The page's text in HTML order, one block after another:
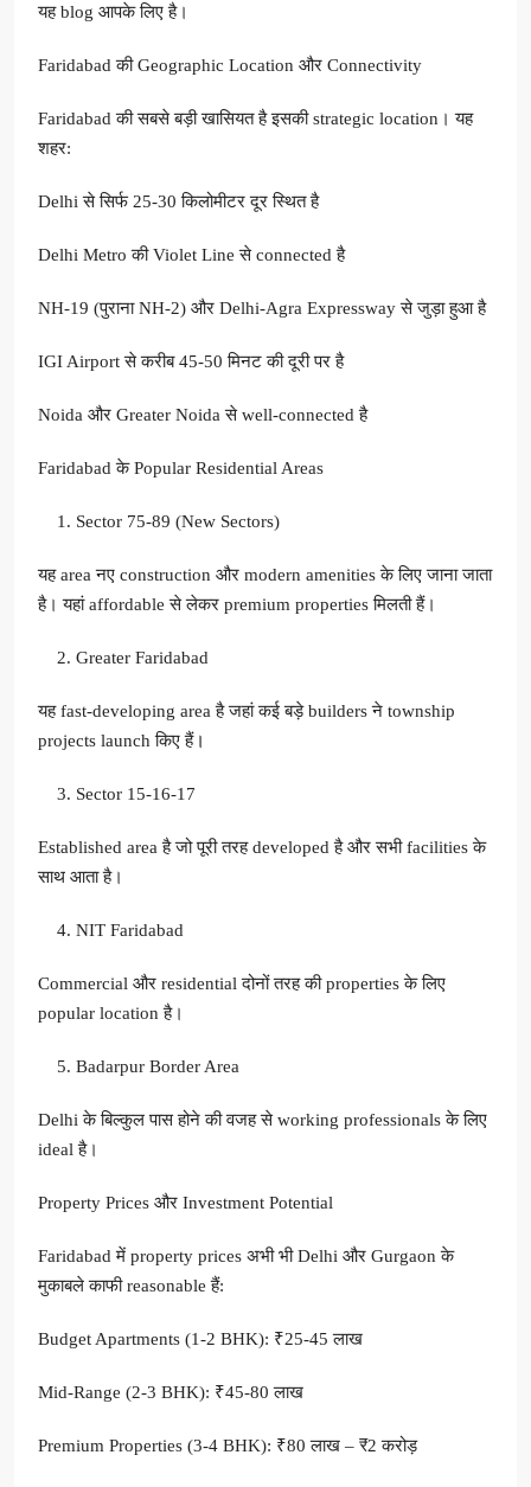
यह blog आपके लिए है।
Faridabad की Geographic Location और Connectivity
Faridabad की सबसे बड़ी खासियत है इसकी strategic location। यह
शहर:
Delhi से सिर्फ 25-30 किलोमीटर दूर स्थित है
Delhi Metro की Violet Line से connected है
NH-19 (पुराना NH-2) और Delhi-Agra Expressway से जुड़ा हुआ है
IGI Airport से करीब 45-50 मिनट की दूरी पर है
Noida और Greater Noida से well-connected है
Faridabad के Popular Residential Areas
Sector 75-89 (New Sectors)
यह area नए construction और modern amenities के लिए जाना जाता
है। यहां affordable से लेकर premium properties मिलती हैं।
Greater Faridabad
यह fast-developing area है जहां कई बड़े builders ने township
projects launch किए हैं।
Sector 15-16-17
Established area है जो पूरी तरह developed है और सभी facilities के
साथ आता है।
NIT Faridabad
Commercial और residential दोनों तरह की properties के लिए
popular location है।
Badarpur Border Area
Delhi के बिल्कुल पास होने की वजह से working professionals के लिए
ideal है।
Property Prices और Investment Potential
Faridabad में property prices अभी भी Delhi और Gurgaon के
मुकाबले काफी reasonable हैं:
Budget Apartments (1-2 BHK): ₹25-45 लाख
Mid-Range (2-3 BHK): ₹45-80 लाख
Premium Properties (3-4 BHK): ₹80 लाख – ₹2 करोड़